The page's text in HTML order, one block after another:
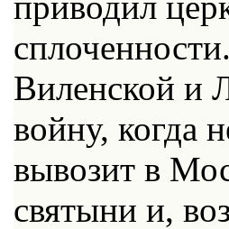
Виленской и
войну, когда
вывозит в
святыни и,